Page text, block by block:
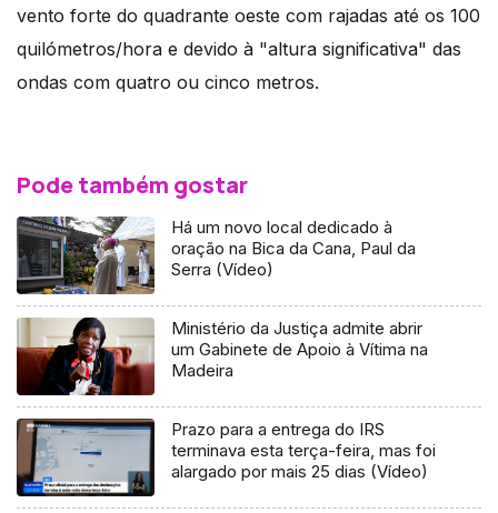
vento forte do quadrante oeste com rajadas até os 100
quilómetros/hora e devido à "altura significativa" das
ondas com quatro ou cinco metros.
Pode também gostar
Há um novo local dedicado à
oração na Bica da Cana, Paul da
Serra (Vídeo)
Ministério da Justiça admite abrir
um Gabinete de Apoio à Vítima na
Madeira
Prazo para a entrega do IRS
terminava esta terça-feira, mas foi
alargado por mais 25 dias (Vídeo)